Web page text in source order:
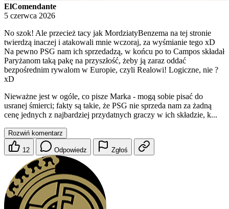
ElComendante
5 czerwca 2026
No szok! Ale przecież tacy jak MordziatyBenzema na tej stronie
twierdzą inaczej i atakowali mnie wczoraj, za wyśmianie tego xD
Na pewno PSG nam ich sprzedadzą, w końcu po to Campos składał
Paryżanom taką pakę na przyszłość, żeby ją zaraz oddać
bezpośrednim rywalom w Europie, czyli Realowi! Logiczne, nie ?
xD
Nieważne jest w ogóle, co pisze Marka - mogą sobie pisać do
usranej śmierci; fakty są takie, że PSG nie sprzeda nam za żadną
cenę jednych z najbardziej przydatnych graczy w ich składzie, k...
Rozwiń komentarz
12 Odpowiedz Zgłoś